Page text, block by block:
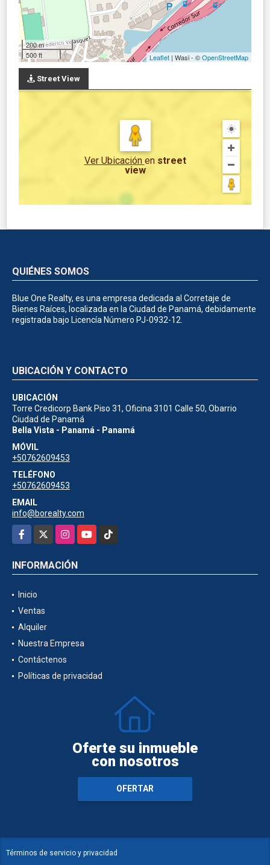
200 m
500 ft
Leaflet | Wasi - ©OpenStreetMap
Street View
Ver Ubicación en street
view
QUIÉNES SOMOS
Blue One Realty, es una empresa dedicada al Corretaje de
Bienes Raíces, localizada en la Ciudad de Panamá, debidamente
registrada bajo Licencía Número PJ-0932-12.
UBICACIÓN Y CONTACTO
UBICACIÓN
Torre Credicorp Bank Piso 31, Oficina 3101 Calle 50, Obarrio
Ciudad de Panamá
Bella Vista - Panamá - Panamá
MÓVIL
+50762609453
TELÉFONO
+50762609453
EMAIL
info@borealty.com
Facebook
InstagramYouTubeTikTok
INFORMACIÓN
Inicio
Ventas
Alquiler
Nuestra Empresa
Contáctenos
Políticas de privacidad
Oferte su inmueble
con nosotros
OFERTAR
Términos de servicio y privacidad